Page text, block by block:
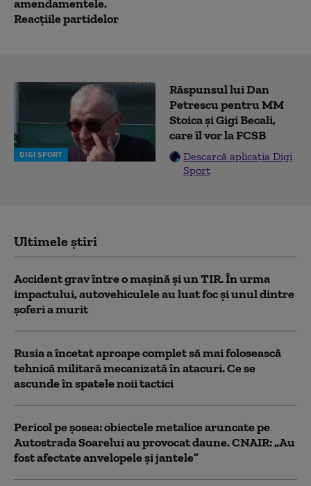
amendamentele.
Reacțiile partidelor
DIGI SPORT
Răspunsul lui Dan
Petrescu pentru MM
Stoica și Gigi Becali,
care îl vor la FCSB
Descarcă aplicația Digi
Sport
Ultimele știri
Accident grav între o mașină și un TIR. În urma
impactului, autovehiculele au luat foc și unul dintre
șoferi a murit
Rusia a încetat aproape complet să mai folosească
tehnică militară mecanizată în atacuri. Ce se
ascunde în spatele noii tactici
Pericol pe șosea: obiectele metalice aruncate pe
Autostrada Soarelui au provocat daune. CNAIR: „Au
fost afectate anvelopele și jantele”